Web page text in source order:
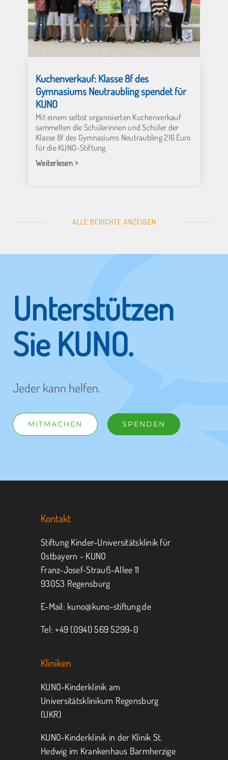
Kuchenverkauf: Klasse 8f des
Gymnasiums Neutraubling spendet für
KUNO
Mit einem selbst organisierten Kuchenverkauf
sammelten die Schülerinnen und Schüler der
Klasse 8f des Gymnasiums Neutraubling 216 Euro
für die KUNO-Stiftung.
Weiterlesen
ALLE BERICHTE ANZEIGEN
Unterstützen
Sie KUNO.
Jeder kann helfen.
MITMACHEN SPENDEN
Kontakt
Stiftung Kinder-Universitätsklinik für
Ostbayern - KUNO
Franz-Josef-Strauß-Allee 11
93053 Regensburg
E-Mail: kuno@kuno-stiftung.de
Tel: +49 (0941) 569 5299-0
Kliniken
KUNO-Kinderklinik am
Universitätsklinikum Regensburg
(UKR)
KUNO-Kinderklinik in der Klinik St.
Hedwig im Krankenhaus Barmherzige